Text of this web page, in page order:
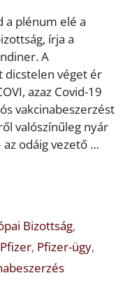
a plénum elé a
írja a
A
dicstelen véget ér
azaz Covid-19
vakcinabeszerzést
valószínűleg nyár
az odáig vezető …
Bizottság,
Pfizer, Pfizer-ügy,